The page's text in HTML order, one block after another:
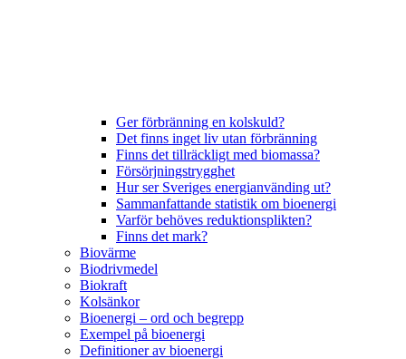
Ger förbränning en kolskuld?
Det finns inget liv utan förbränning
Finns det tillräckligt med biomassa?
Försörjningstrygghet
Hur ser Sveriges energianvänding ut?
Sammanfattande statistik om bioenergi
Varför behöves reduktionsplikten?
Finns det mark?
Biovärme
Biodrivmedel
Biokraft
Kolsänkor
Bioenergi – ord och begrepp
Exempel på bioenergi
Definitioner av bioenergi